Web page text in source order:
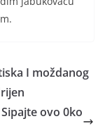
I moždanog
ovo 0ko